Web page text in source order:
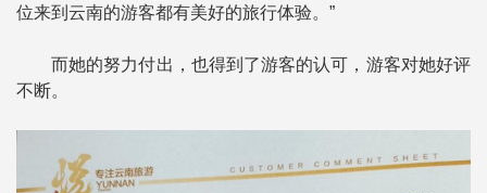
位来到云南的游客都有美好的旅行体验。”
而她的努力付出，也得到了游客的认可，游客对她好评
不断。